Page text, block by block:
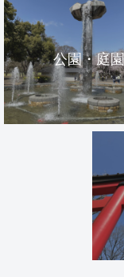
公園・庭